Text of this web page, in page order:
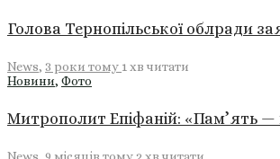
Голова Тернопільської облради
News, 3 роки тому 1 хв читати
Новини, Фото
Митрополит Епіфаній: «Пам’ять —
News, 9 місяців тому 2 хв читати